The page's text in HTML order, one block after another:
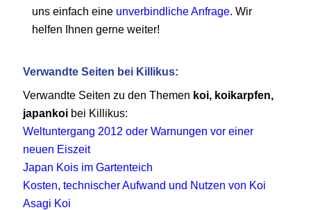
uns einfach eine unverbindliche Anfrage. Wir
helfen Ihnen gerne weiter!
Verwandte Seiten bei Killikus:
Verwandte Seiten zu den Themen koi, koikarpfen,
japankoi bei Killikus:
Weltuntergang 2012 oder Warnungen vor einer
neuen Eiszeit
Japan Kois im Gartenteich
Kosten, technischer Aufwand und Nutzen von Koi
Asagi Koi